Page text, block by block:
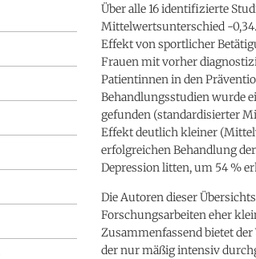
Über alle 16 identifizierte
Mittelwertsunterschied -
Effekt von sportlicher
Frauen mit vorher
Patientinnen in den
Behandlungsstudien wurde
gefunden (standardisierter
Effekt deutlich kleiner
erfolgreichen Behandlung
Depression litten, um 54 %
Die Autoren dieser
Forschungsarbeiten eher
Zusammenfassend bietet
der nur mäßig intensiv